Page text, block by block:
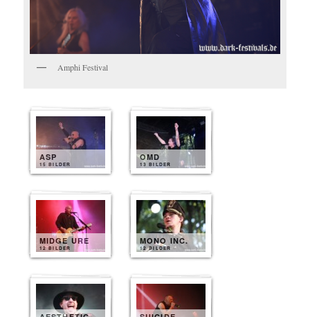
Amphi Festival
ASP
15 BILDER
OMD
13 BILDER
MIDGE URE
12 BILDER
MONO INC.
12 BILDER